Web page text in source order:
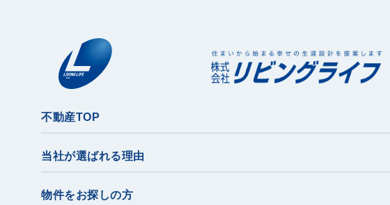
不動産TOP
当社が選ばれる理由
物件をお探しの方